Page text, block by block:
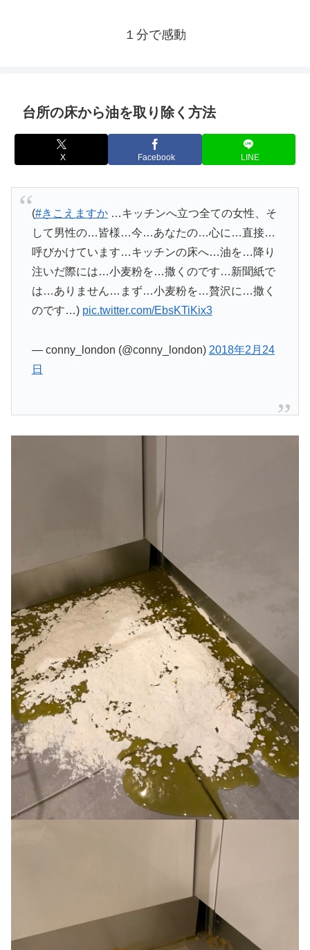
１分で感動
台所の床から油を取り除く方法
X Facebook LINE
(#きこえますか…キッチンへ立つ全ての女性、そ
して男性の…皆様…今…あなたの…心に…直接…
呼びかけています…キッチンの床へ…油を…降り
注いだ際には…小麦粉を…撒くのです…新聞紙で
は…ありません…まず…小麦粉を…贅沢に…撒く
のです…) pic.twitter.com/EbsKTiKix3
— conny_london (@conny_london) 2018年2月24
日